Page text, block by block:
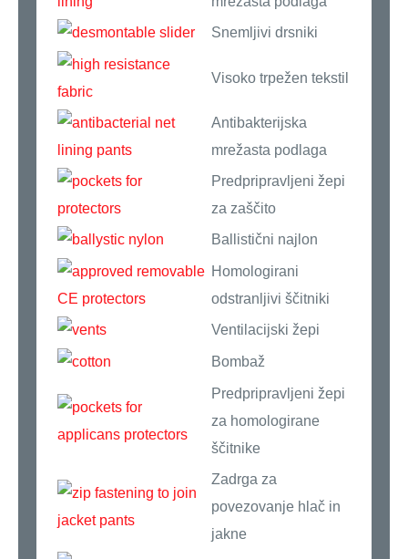
Snemljivi drsniki
Visoko trpežen tekstil
Antibakterijska
mrežasta podlaga
Predpripravljeni žepi
za zaščito
Ballistični najlon
Homologirani
odstranljivi ščitniki
Ventilacijski žepi
Bombaž
Predpripravljeni žepi
za homologirane
ščitnike
Zadrga za
povezovanje hlač in
jakne